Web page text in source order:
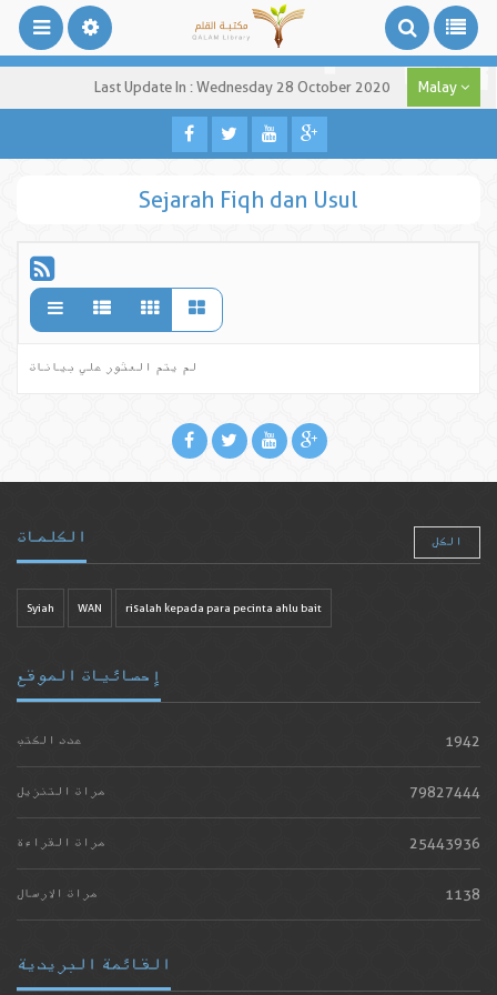
Last Update In : Wednesday 28 October 2020 Malay
Sejarah Fiqh dan Usul
لم يتم العثور علي بيانات
الكلمات الكل
Syiah WAN risalah kepada para pecinta ahlu bait
إحصائيات الموقع
عدد الكتب 1942
مرات التنزيل 79827444
مرات القراءة 25443936
مرات الارسال 1138
القائمة البريدية